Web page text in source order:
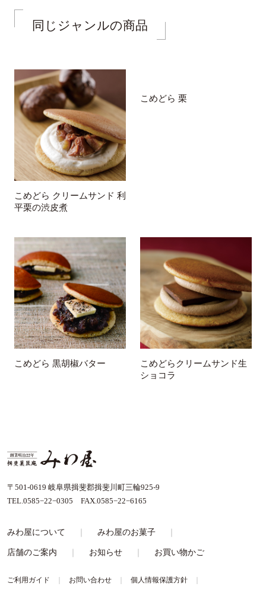
同じジャンルの商品
こめどら クリームサンド 利
平栗の渋皮煮
こめどら 栗
こめどら 黒胡椒バター
こめどらクリームサンド生
ショコラ
〒501-0619 岐阜県揖斐郡揖斐川町三輪925-9
TEL.0585−22−0305 FAX.0585−22−6165
みわ屋について みわ屋のお菓子
店舗のご案内 お知らせ お買い物かご
ご利用ガイド お問い合わせ 個人情報保護方針